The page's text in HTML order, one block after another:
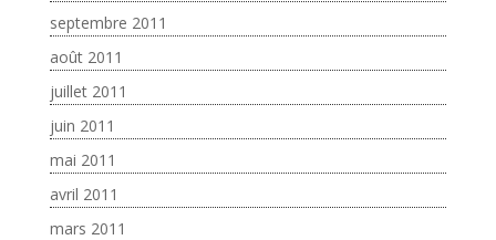
septembre 2011
août 2011
juillet 2011
juin 2011
mai 2011
avril 2011
mars 2011